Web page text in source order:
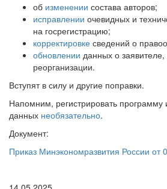
об изменении состава авторов;
исправлении очевидных и
на госрегистрацию;
корректировке сведений о
обновлении данных о
реорганизации.
Вступят в силу и другие поправки.
Напомним, регистрировать программу
данных необязательно.
Документ:
Приказ Минэкономразвития России от